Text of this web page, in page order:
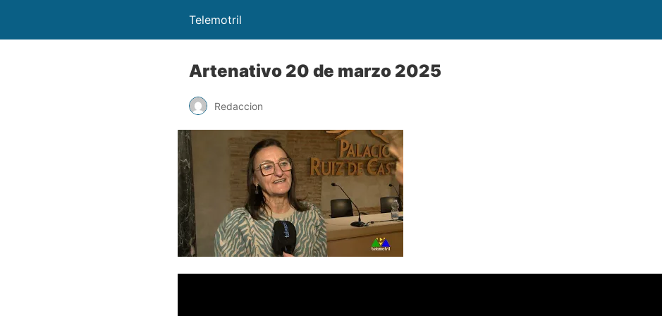
Telemotril
Artenativo 20 de marzo 2025
Redaccion